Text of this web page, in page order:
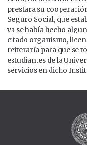
prestara su
Seguro Social, que
ya se había hecho
citado organismo,
reiteraría para que se
estudiantes de la
servicios en dicho